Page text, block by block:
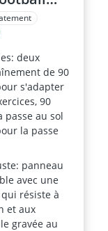
33 cm –
deux
de 90
s'adapter
90
passe au sol
la passe
panneau
avec une
résiste à
et aux
gravée au